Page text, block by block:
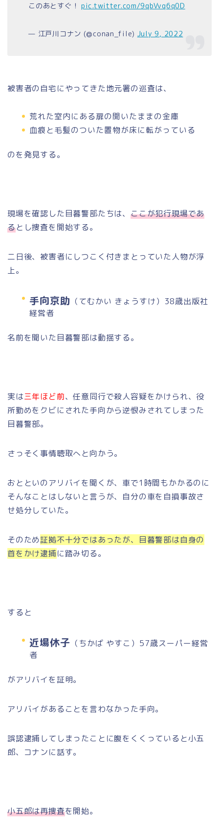
このあとすぐ！ pic.twitter.com/9qbVvq6q0D
— 江戸川コナン (@conan_file) July 9, 2022
被害者の自宅にやってきた地元署の巡査は、
荒れた室内にある扉の開いたままの金庫
血痕と毛髪のついた置物が床に転がっている
のを発見する。
現場を確認した目暮警部たちは、 ここが犯行現場であ
るとし捜査を開始する。
二日後、被害者にしつこく付きまとっていた人物が浮
上。
手向京助 （てむかい きょうすけ）38歳出版社
経営者
名前を聞いた目暮警部は動揺する。
実は三年ほど前、任意同行で殺人容疑をかけられ、役
所勤めをクビにされた手向から逆恨みされてしまった
目暮警部。
さっそく事情聴取へと向かう。
おとといのアリバイを聞くが、車で1時間もかかるのに
そんなことはしないと言うが、自分の車を自損事故さ
せ処分していた。
そのため証拠不十分ではあったが、目暮警部は自身の
首をかけ逮捕に踏み切る。
すると
近場休子 （ちかば やすこ）57歳スーパー経営
者
がアリバイを証明。
アリバイがあることを言わなかった手向。
誤認逮捕してしまったことに腹をくくっていると小五
郎、コナンに話す。
小五郎は再捜査を開始。